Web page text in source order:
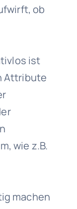
ob
ist
Attribute
wie z.B.
machen